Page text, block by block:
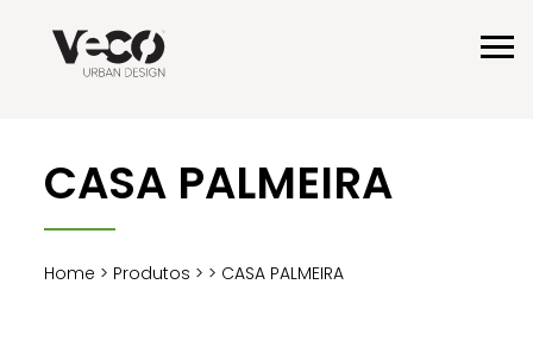
CASA PALMEIRA
Home > Produtos > > CASA PALMEIRA